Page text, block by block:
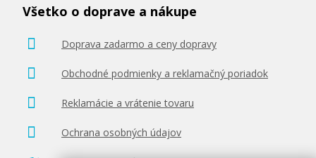
Všetko o doprave a nákupe
Doprava zadarmo a ceny dopravy
Obchodné podmienky a reklamačný poriadok
Reklamácie a vrátenie tovaru
Ochrana osobných údajov